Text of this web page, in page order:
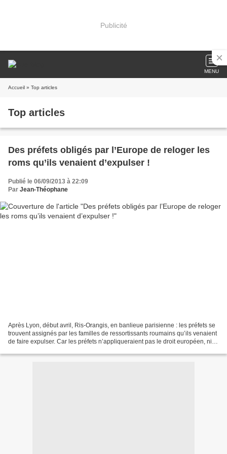
Publicité
MENU
Accueil » Top articles
Top articles
Des préfets obligés par l’Europe de reloger les
roms qu’ils venaient d’expulser !
Publié le 06/09/2013 à 22:09
Par Jean-Théophane
Après Lyon, début avril, Ris-Orangis, en banlieue parisienne : les préfets se
trouvent assignés par les familles de ressortissants roumains qu’ils venaient
de faire expulser. Car les préfets n’appliqueraient pas le droit européen, ni la